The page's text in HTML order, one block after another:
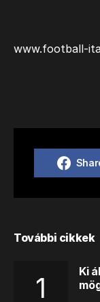
www.football-
További cikkek
Ki